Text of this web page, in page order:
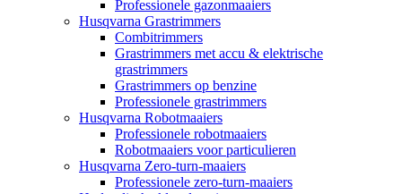
Professionele gazonmaaiers
Husqvarna Grastrimmers
Combitrimmers
Grastrimmers met accu & elektrische
grastrimmers
Grastrimmers op benzine
Professionele grastrimmers
Husqvarna Robotmaaiers
Professionele robotmaaiers
Robotmaaiers voor particulieren
Husqvarna Zero-turn-maaiers
Professionele zero-turn-maaiers